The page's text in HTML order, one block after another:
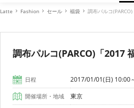
Latte Fashion セール 福袋 調布パルコ
調布パルコ(PARCO)「2017
日程 2017/01/01(日) 10:00
開催場所・地域 東京